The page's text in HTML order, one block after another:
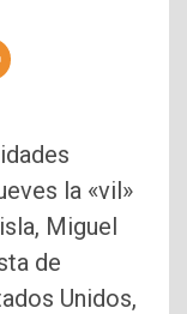
la «vil»
Miguel
de
Unidos,